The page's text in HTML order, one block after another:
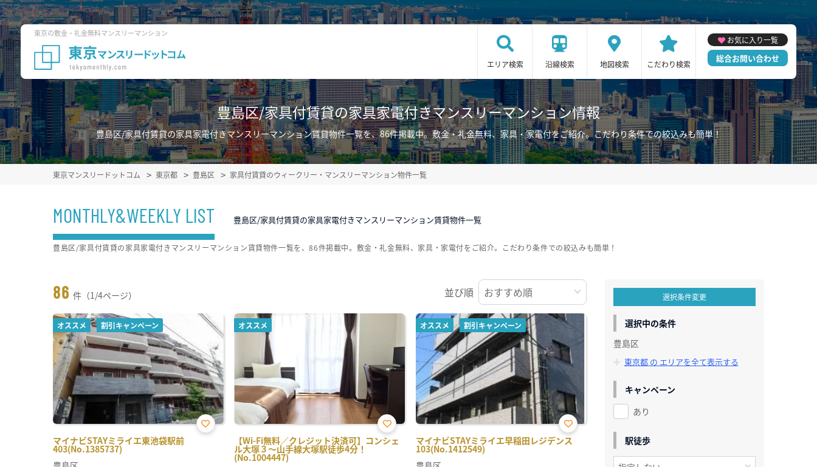
東京の敷金・礼金無料マンスリーマンション
エリア検索 沿線検索 地図検索 こだわり検索
お気に入り一覧
総合お問い合わせ
豊島区/家具付賃貸の家具家電付きマンスリーマンション情報
豊島区/家具付賃貸の家具家電付きマンスリーマンション賃貸物件一覧を、86件掲載中。敷金・礼金無料、家具・家電付をご紹介。こだわり条件での絞込みも簡単！
東京マンスリードットコム 東京都 豊島区 家具付賃貸のウィークリー・マンスリーマンション物件一覧
MONTHLY&WEEKLY LIST 豊島区/家具付賃貸の家具家電付きマンスリーマンション賃貸物件一覧
86 件（1/4ページ） 並び順
オススメ 割引キャンペーン
マイナビSTAYミライエ東池袋駅前
403(No.1385737)
お気
オススメ
【Wi-Fi無料／クレジット決済可】コンシェ
ル大塚３～山手線大塚駅徒歩4分！
(No.1004447)
お気
に入
オススメ 割引キャンペーン
マイナビSTAYミライエ早稲田レジデンス
103(No.1412549)
お気
に入
豊島区/家具付賃貸の家具家電付きマンスリーマンション賃貸物件一覧を、86件掲載中。敷金・礼金無料、家具・家電付をご紹介。こだわり条件での絞込みも簡単！
選択条件変更
選択中の条件
豊島区
東京都 の エリアを全て表示する
キャンペーン
あり
駅徒歩